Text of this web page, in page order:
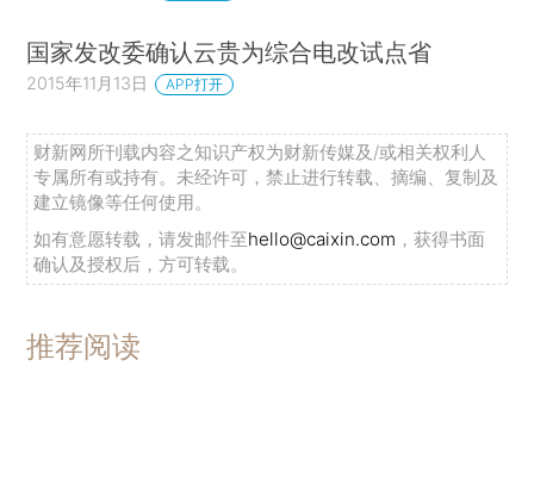
国家发改委确认云贵为综合电改试点省
2015年11月13日 APP打开
财新网所刊载内容之知识产权为财新传媒及/或相关权利人
专属所有或持有。未经许可，禁止进行转载、摘编、复制及
建立镜像等任何使用。
如有意愿转载，请发邮件至hello@caixin.com ，获得书面
确认及授权后，方可转载。
推荐阅读